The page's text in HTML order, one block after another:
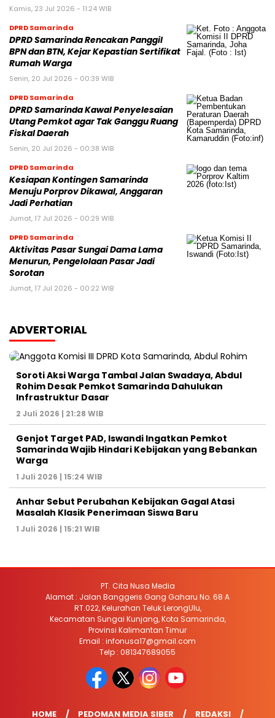
Kamis, 23 Jul 2026 - 11:24 WIB
DPRD Samarinda
DPRD Samarinda Rencakan Panggil
BPN dan BTN, Kejar Kepastian Sertifikat
Rumah Warga
Senin, 20 Jul 2026 - 00:39 WIB
DPRD Samarinda
DPRD Samarinda Kawal Penyelesaian
Utang Pemkot agar Tak Ganggu Ruang
Fiskal Daerah
Senin, 20 Jul 2026 - 00:38 WIB
DPRD Samarinda
Kesiapan Kontingen Samarinda
Menuju Porprov Dikawal, Anggaran
Jadi Perhatian
Jumat, 17 Jul 2026 - 00:29 WIB
DPRD Samarinda
Aktivitas Pasar Sungai Dama Lama
Menurun, Pengelolaan Pasar Jadi
Sorotan
Jumat, 17 Jul 2026 - 00:22 WIB
ADVERTORIAL
Soroti Aksi Warga Tambal Jalan Swadaya, Abdul
Rohim Desak Pemkot Samarinda Dahulukan
Infrastruktur Dasar
2 Juli 2026 | 21:28 WIB
Genjot Target PAD, Iswandi Ingatkan Pemkot
Samarinda Wajib Hindari Kebijakan yang Bebankan
Warga
1 Juli 2026 | 15:24 WIB
Anhar Sebut Perubahan Kebijakan Gagal Atasi
Masalah Klasik Penerimaan Siswa Baru
1 Juli 2026 | 15:21 WIB
PT. Cita Nusa Media
Alamat : Jalan Banggeris Gang Gaharu No. 68 A
RT.022, Kelurahan Teluk LerongUlu,
Kecamatan Sungai Kunjang, Kota Samarinda,
Provinsi Kalimantan Timur
Email : infonusa17@gmail.com
Telp : 081347689055
HOME PEDOMAN MEDIA SIBER REDAKSI